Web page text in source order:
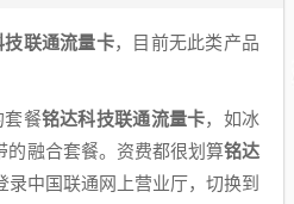
技联通流量卡，目前无此类产品
套餐铭达科技联通流量卡，如冰
的融合套餐。资费都很划算铭达
录中国联通网上营业厅，切换到